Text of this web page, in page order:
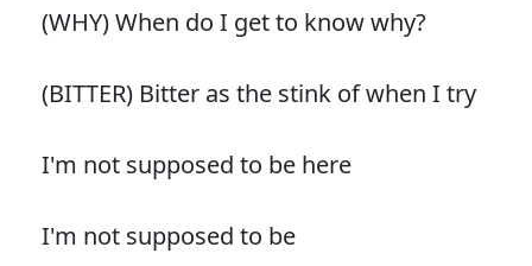
(WHY) When do I get to know why?
(BITTER) Bitter as the stink of when I try
I'm not supposed to be here
I'm not supposed to be